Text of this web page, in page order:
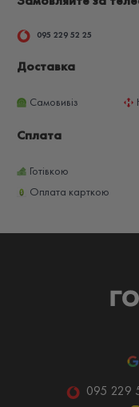
095 229 52 25
Доставка
Самовивіз
Сплата
Готівкою
Оплата карткою
095 229